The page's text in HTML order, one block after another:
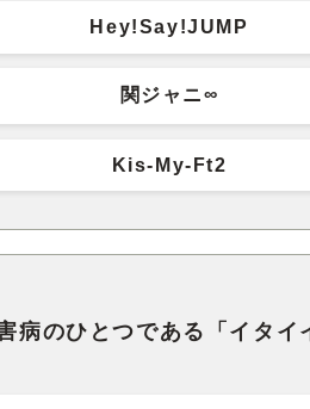
Hey!Say!JUMP
関ジャニ∞
Kis-My-Ft2
病のひとつである「イタイ